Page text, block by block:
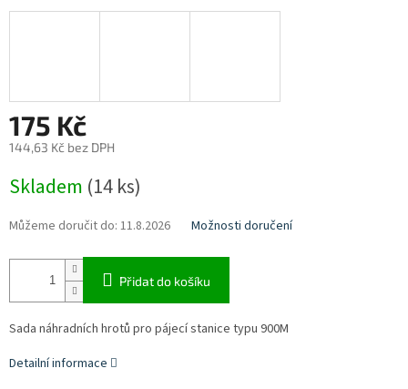
175 Kč
144,63 Kč bez DPH
cena:
Skladem (14 ks)
Můžeme doručit do: 11.8.2026 Možnosti doručení
Přidat do košíku
Sada náhradních hrotů pro pájecí stanice typu 900M
Detailní informace